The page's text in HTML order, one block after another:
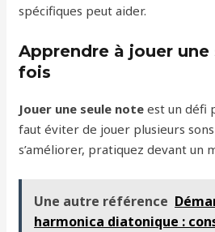
spécifiques peut aider.
Apprendre à jouer
fois
Jouer une seule note est un défi
faut éviter de jouer plusieurs
s’améliorer, pratiquez devant un
Une autre référence
harmonica diatonique :